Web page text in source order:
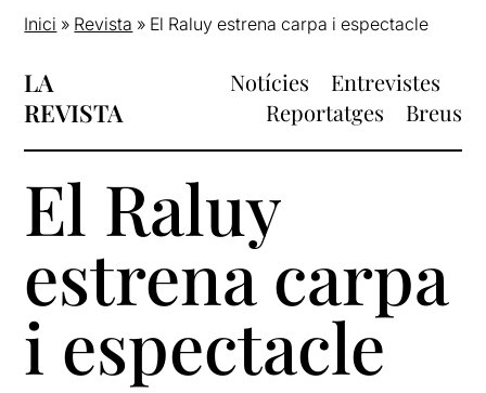
Inici » Revista » El Raluy estrena carpa i espectacle
LA
REVISTA
Notícies
Entrevistes
Reportatges
Breus
El Raluy
estrena carpa
i espectacle